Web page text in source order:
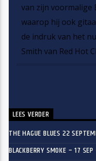
van zijn voormalige
waarop hij ook
de indruk van het
Smith van Red Hot
LEES VERDER
THE HAGUE BLUES 22
BLACKBERRY SMOKE – 17